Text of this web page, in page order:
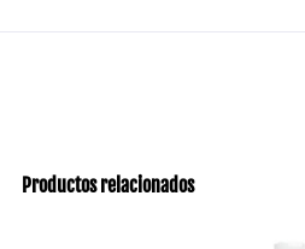
Productos relacionados